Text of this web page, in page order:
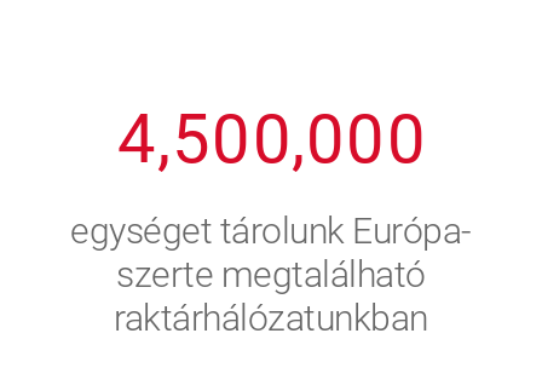
4
5
6
7
,5
6
7
8
00,000
egységet tárolunk Európa-
szerte megtalálható
raktárhálózatunkban